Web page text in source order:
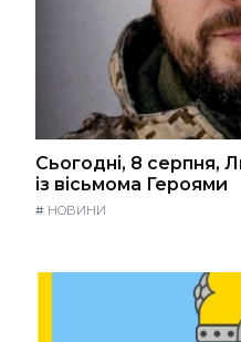
Сьогодні, 8 серпня,
із вісьмома Героями
# НОВИНИ